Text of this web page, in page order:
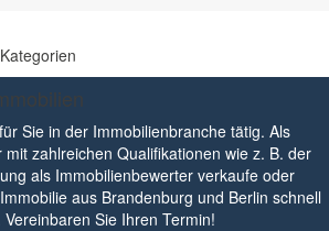
Sie in der Immobilienbranche tätig. Als
mit zahlreichen Qualifikationen wie z. B. der
als Immobilienbewerter verkaufe oder
aus Brandenburg und Berlin schnell
Sie Ihren Termin!